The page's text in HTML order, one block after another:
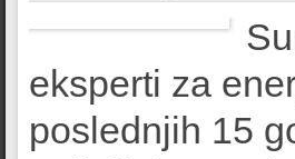
eksperti za
poslednjih 15